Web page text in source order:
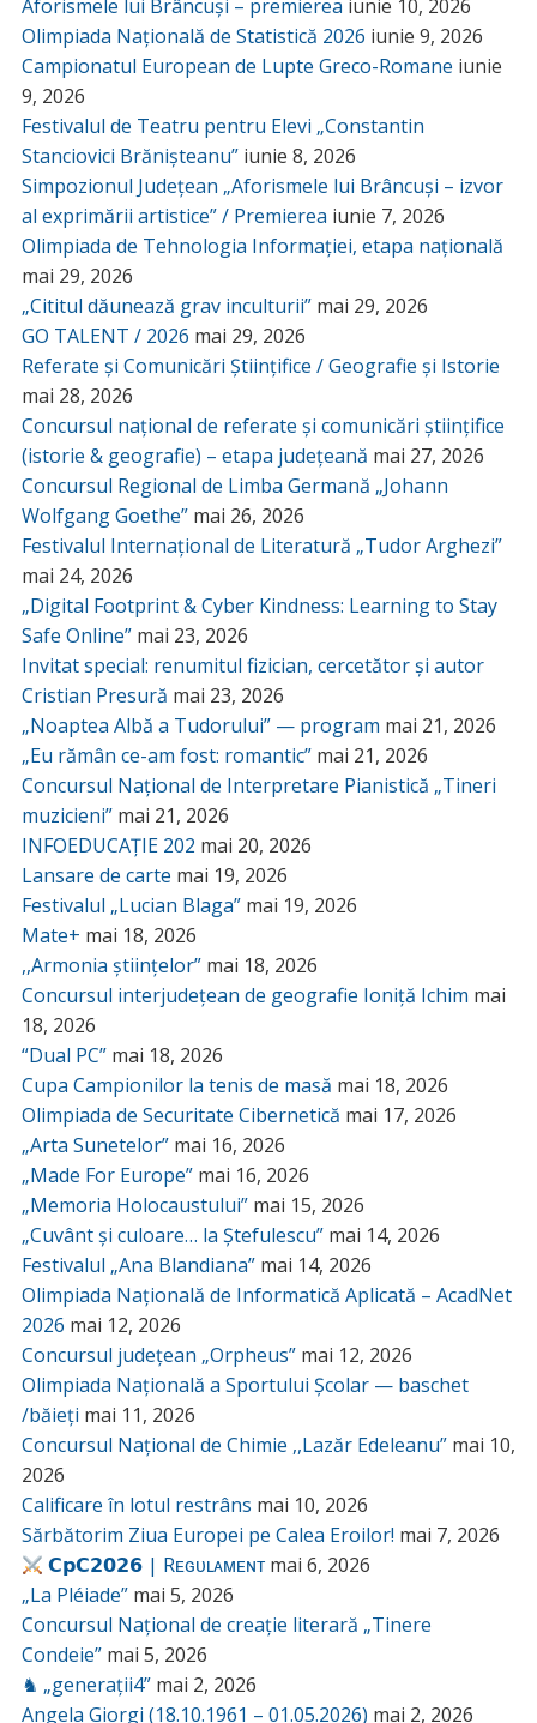
Aforismele lui Brâncuși – premierea iunie 10, 2026
Olimpiada Națională de Statistică 2026 iunie 9, 2026
Campionatul European de Lupte Greco-Romane iunie
9, 2026
Festivalul de Teatru pentru Elevi „Constantin
Stanciovici Brănișteanu” iunie 8, 2026
Simpozionul Județean „Aforismele lui Brâncuși – izvor
al exprimării artistice” / Premierea iunie 7, 2026
Olimpiada de Tehnologia Informației, etapa națională
mai 29, 2026
„Cititul dăunează grav inculturii” mai 29, 2026
GO TALENT / 2026 mai 29, 2026
Referate și Comunicări Științifice / Geografie și Istorie
mai 28, 2026
Concursul național de referate și comunicări științifice
(istorie & geografie) – etapa județeană mai 27, 2026
Concursul Regional de Limba Germană „Johann
Wolfgang Goethe” mai 26, 2026
Festivalul Internațional de Literatură „Tudor Arghezi”
mai 24, 2026
„Digital Footprint & Cyber Kindness: Learning to Stay
Safe Online” mai 23, 2026
Invitat special: renumitul fizician, cercetător și autor
Cristian Presură mai 23, 2026
„Noaptea Albă a Tudorului” — program mai 21, 2026
„Eu rămân ce-am fost: romantic” mai 21, 2026
Concursul Național de Interpretare Pianistică „Tineri
muzicieni” mai 21, 2026
INFOEDUCAȚIE 202 mai 20, 2026
Lansare de carte mai 19, 2026
Festivalul „Lucian Blaga” mai 19, 2026
Mate+ mai 18, 2026
,,Armonia științelor” mai 18, 2026
Concursul interjudețean de geografie Ioniță Ichim mai
18, 2026
“Dual PC” mai 18, 2026
Cupa Campionilor la tenis de masă mai 18, 2026
Olimpiada de Securitate Cibernetică mai 17, 2026
„Arta Sunetelor” mai 16, 2026
„Made For Europe” mai 16, 2026
„Memoria Holocaustului” mai 15, 2026
„Cuvânt și culoare… la Ștefulescu” mai 14, 2026
Festivalul „Ana Blandiana” mai 14, 2026
Olimpiada Națională de Informatică Aplicată – AcadNet
2026 mai 12, 2026
Concursul județean „Orpheus” mai 12, 2026
Olimpiada Națională a Sportului Școlar — baschet
/băieți mai 11, 2026
Concursul Național de Chimie ,,Lazăr Edeleanu” mai 10,
2026
Calificare în lotul restrâns mai 10, 2026
Sărbătorim Ziua Europei pe Calea Eroilor! mai 7, 2026
𝗖𝗽𝗖𝟮𝟬𝟮𝟲 | Rᴇɢᴜʟᴀᴍᴇɴᴛ mai 6, 2026
„La Pléiade” mai 5, 2026
Concursul Național de creație literară „Tinere
Condeie” mai 5, 2026
♞ „generații4” mai 2, 2026
Angela Giorgi (18.10.1961 – 01.05.2026) mai 2, 2026